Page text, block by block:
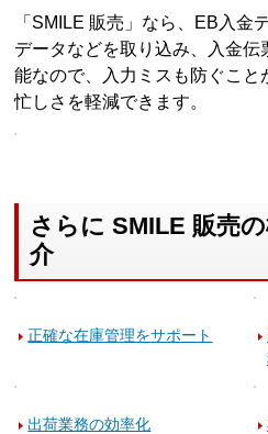
「SMILE 販売」なら、EB入金
データなどを取り込み、入金
能なので、入力ミスも防ぐこ
忙しさを軽減できます。
さらに SMILE 販売
介
正確な在庫管理をサポート
出荷業務の効率化